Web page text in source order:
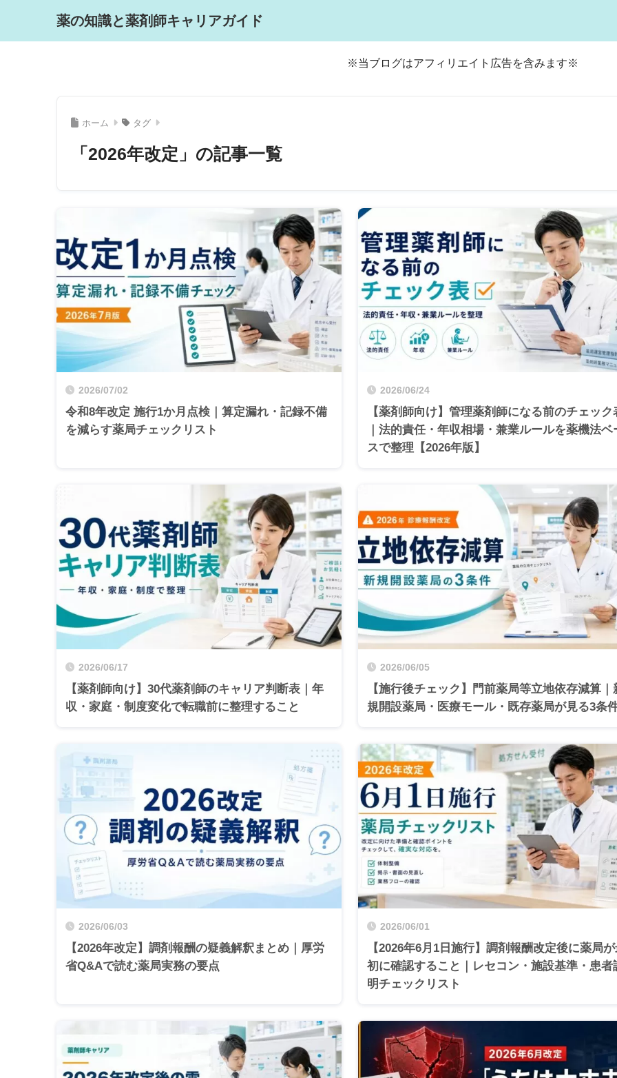
薬の知識と薬剤師キャリアガイド
※当ブログはアフィリエイト広告を含みます※
ホーム タグ
「2026年改定」の記事一覧
2026/07/02
令和8年改定 施行1か月点検｜算定漏れ・記録不備
を減らす薬局チェックリスト
2026/06/24
【薬剤師向け】管理薬剤師になる前のチェック
｜法的責任・年収相場・兼業ルールを薬機法ベ
スで整理【2026年版】
2026/06/17
【薬剤師向け】30代薬剤師のキャリア判断表｜年
収・家庭・制度変化で転職前に整理すること
2026/06/05
【施行後チェック】門前薬局等立地依存減算｜
規開設薬局・医療モール・既存薬局が見る3条
2026/06/03
【2026年改定】調剤報酬の疑義解釈まとめ｜厚労
省Q&Aで読む薬局実務の要点
2026/06/01
【2026年6月1日施行】調剤報酬改定後に薬局
初に確認すること｜レセコン・施設基準・患者
明チェックリスト